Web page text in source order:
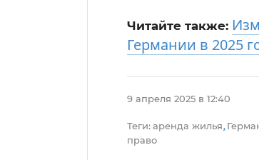
Читайте также:
Германии в 2025
9 апреля 2025 в 12:40
Теги: аренда жилья,
право